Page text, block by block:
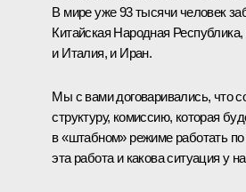
В мире уже 93 тысячи человек
Китайская Народная
и Италия, и Иран.
Мы с вами договаривались, что
структуру, комиссию, которая
в «штабном» режиме работать по
эта работа и какова ситуация у